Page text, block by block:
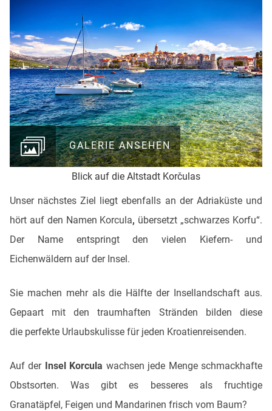
Blick auf die Altstadt Korčulas
GALERIE ANSEHEN
Unser nächstes Ziel liegt ebenfalls an der Adriaküste und
hört auf den Namen Korcula, übersetzt „schwarzes Korfu“.
Der Name entspringt den vielen Kiefern- und
Eichenwäldern auf der Insel.
Sie machen mehr als die Hälfte der Insellandschaft aus.
Gepaart mit den traumhaften Stränden bilden diese
die perfekte Urlaubskulisse für jeden Kroatienreisenden.
Auf der Insel Korcula wachsen jede Menge schmackhafte
Obstsorten. Was gibt es besseres als fruchtige
Granatäpfel, Feigen und Mandarinen frisch vom Baum?